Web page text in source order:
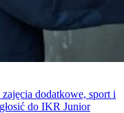
dodatkowe, sport i
do IKR Junior